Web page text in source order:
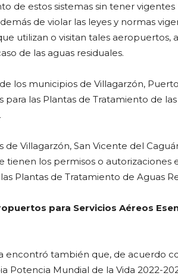
de estos sistemas sin tener vigentes
de violar las leyes y normas
utilizan o visitan tales aeropuertos,
de las aguas residuales.
los municipios de Villagarzón,
las Plantas de Tratamiento de
Villagarzón, San Vicente del
tienen los permisos o autorizaciones
Plantas de Tratamiento de Aguas
para Servicios Aéreos
encontró también que, de acuerdo
Potencia Mundial de la Vida 2022-